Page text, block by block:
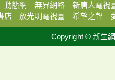
動態網 無界網絡
新唐人電視
店 放光明電視臺 希望之聲
Copyright © 新生